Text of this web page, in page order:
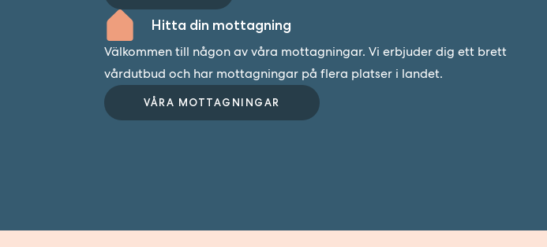
Hitta din mottagning
Välkommen till någon av våra mottagningar. Vi erbjuder dig ett brett
vårdutbud och har mottagningar på flera platser i landet.
VÅRA MOTTAGNINGAR